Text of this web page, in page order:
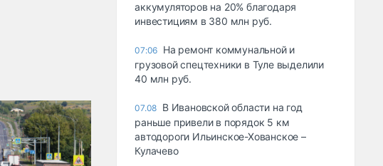
аккумуляторов на 20% благодаря
инвестициям в 380 млн руб.
07:06 На ремонт коммунальной и
грузовой спецтехники в Туле выделили
40 млн руб.
07.08 В Ивановской области на год
раньше привели в порядок 5 км
автодороги Ильинское-Хованское –
Кулачево